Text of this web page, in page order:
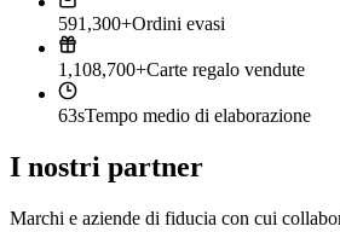
591,300+Ordini evasi
1,108,700+Carte regalo vendute
63sTempo medio di elaborazione
I nostri partner
Marchi e aziende di fiducia con cui